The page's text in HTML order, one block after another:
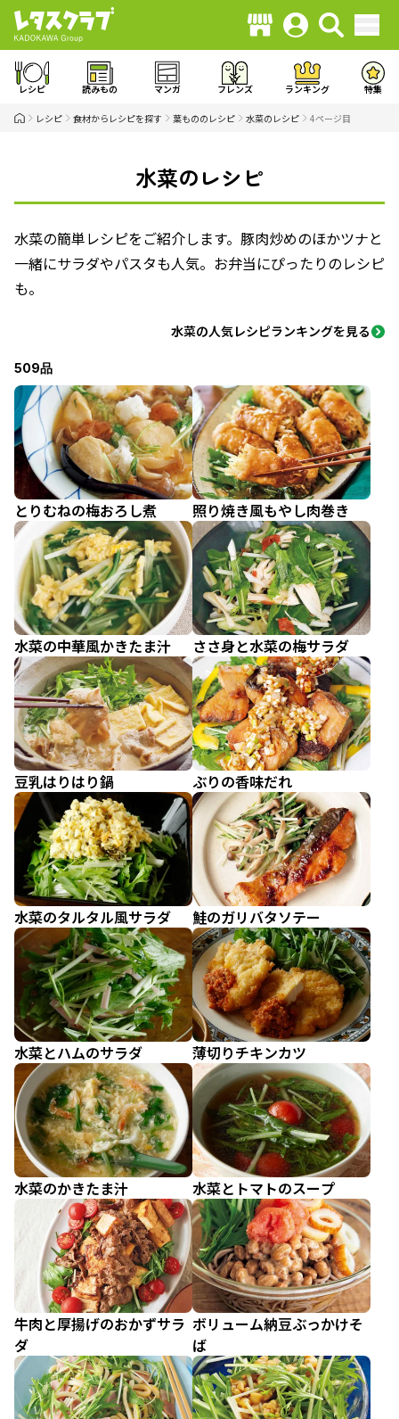
レシピ 読みもの マンガ フレンズ ランキング 特集
レシピ 食材からレシピを探す 葉もののレシピ 水菜のレシピ 4ページ目
水菜のレシピ
水菜の簡単レシピをご紹介します。豚肉炒めのほかツナと
一緒にサラダやパスタも人気。お弁当にぴったりのレシピ
も。
水菜の人気レシピランキングを見る
509品
とりむねの梅おろし煮 照り焼き風もやし肉巻き
水菜の中華風かきたま汁 ささ身と水菜の梅サラダ
豆乳はりはり鍋 ぶりの香味だれ
水菜のタルタル風サラダ 鮭のガリバタソテー
水菜とハムのサラダ 薄切りチキンカツ
水菜のかきたま汁 水菜とトマトのスープ
牛肉と厚揚げのおかずサラ
ダ
ボリューム納豆ぶっかけそ
ば